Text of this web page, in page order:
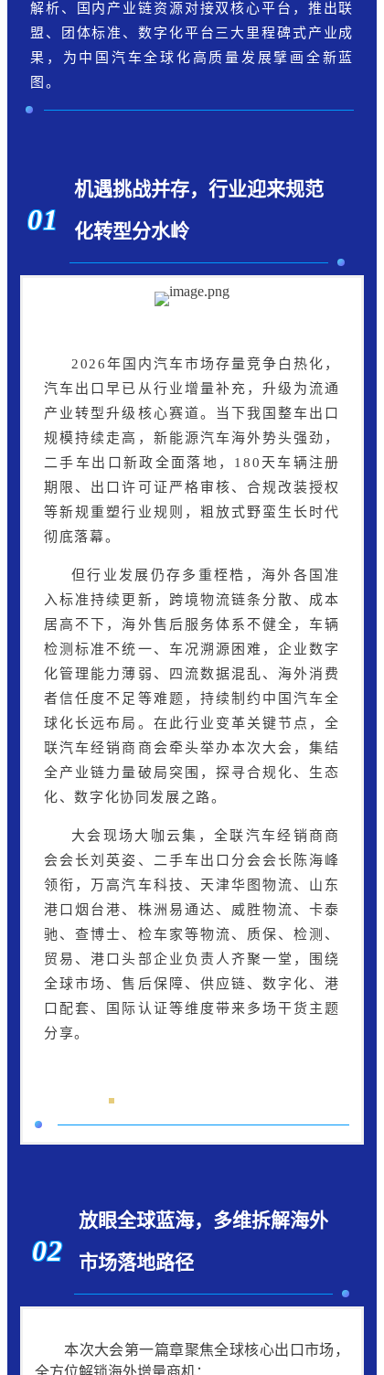
解析、国内产业链资源对接双核心平台，推出联
盟、团体标准、数字化平台三大里程碑式产业成
果，为中国汽车全球化高质量发展擘画全新蓝
图。
01
机遇挑战并存，行业迎来规范
化转型分水岭
2026年国内汽车市场存量竞争白热化，
汽车出口早已从行业增量补充，升级为流通
产业转型升级核心赛道。当下我国整车出口
规模持续走高，新能源汽车海外势头强劲，
二手车出口新政全面落地，180天车辆注册
期限、出口许可证严格审核、合规改装授权
等新规重塑行业规则，粗放式野蛮生长时代
彻底落幕。
但行业发展仍存多重桎梏，海外各国准
入标准持续更新，跨境物流链条分散、成本
居高不下，海外售后服务体系不健全，车辆
检测标准不统一、车况溯源困难，企业数字
化管理能力薄弱、
四流数据混乱、海外消费
者信任度不足等难题，持续制约中国汽车全
球化长远布局。在此行业变革关键节点，全
联汽车经销商商会牵头举办本次大会，集结
全产业链力量破局突围，探寻合规化、生态
化、数字化协同发展之路。
大会现场大咖云集，全联汽车经销商商
会会长刘英姿、二手车出口分会会长陈海峰
领衔， 万高汽车科技 、天津华图物流、山东
港口烟台港、株洲易通达、 威胜物流、卡泰
驰、查博士、检车家等物流、质保、检测、
贸易、港口头部企业负责人齐聚一堂，围绕
全球市场、售后保障、供应链、数字化、港
口配套、国际认证等维度带来多场干货主题
分享。
02
放眼全球蓝海，多维拆解海外
市场落地路径
本次大会第一篇章聚焦全球核心出口市场，